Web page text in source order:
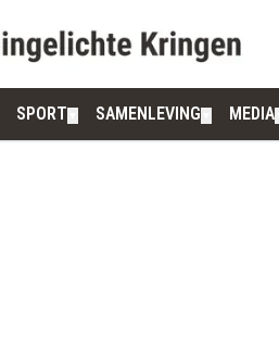
SPORT SAMENLEVING MEDIA